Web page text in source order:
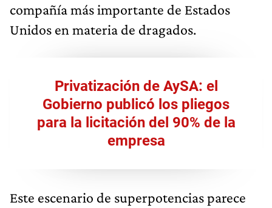
compañía más importante de Estados
Unidos en materia de dragados.
Privatización de AySA: el
Gobierno publicó los pliegos
para la licitación del 90% de la
empresa
Este escenario de superpotencias parece